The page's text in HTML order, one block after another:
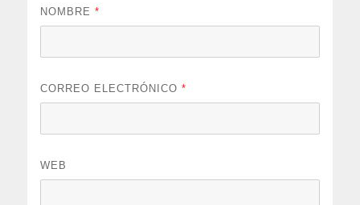
NOMBRE*
CORREO ELECTRÓNICO*
WEB